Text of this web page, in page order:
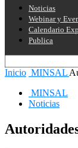
Noticias
Webinar y
Calendario
Publica
Inicio MINSAL
MINSAL
Noticias